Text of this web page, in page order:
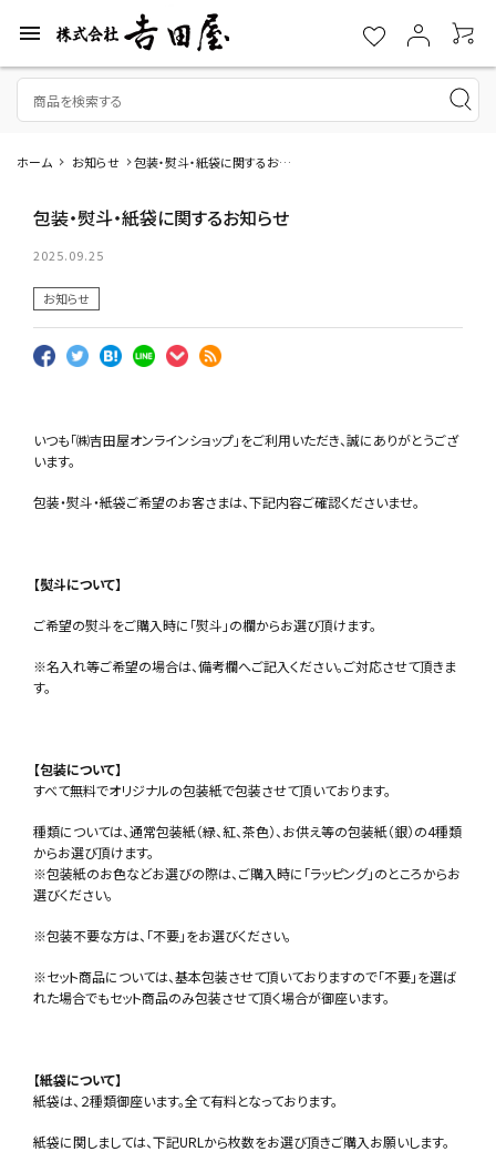
menu
ホーム お知らせ
包装・熨斗・紙袋に関するお知
包装・熨斗・紙袋に関するお知らせ
2025.09.25
お知らせ
いつも「㈱吉田屋オンラインショップ」をご利用いただき、誠にありがとうござ
います。
包装・熨斗・紙袋ご希望のお客さまは、下記内容ご確認くださいませ。
【熨斗について】
ご希望の熨斗をご購入時に「熨斗」の欄からお選び頂けます。
※名入れ等ご希望の場合は、備考欄へご記入ください。ご対応させて頂きま
す。
【包装について】
すべて無料でオリジナルの包装紙で包装させて頂いております。
種類については、通常包装紙（緑、紅、茶色）、お供え等の包装紙（銀）の4種類
からお選び頂けます。
※包装紙のお色などお選びの際は、ご購入時に「ラッピング」のところからお
選びください。
※包装不要な方は、「不要」をお選びください。
※セット商品については、基本包装させて頂いておりますので「不要」を選ば
れた場合でもセット商品のみ包装させて頂く場合が御座います。
【紙袋について】
紙袋は、２種類御座います。全て有料となっております。
紙袋に関しましては、下記URLから枚数をお選び頂きご購入お願いします。